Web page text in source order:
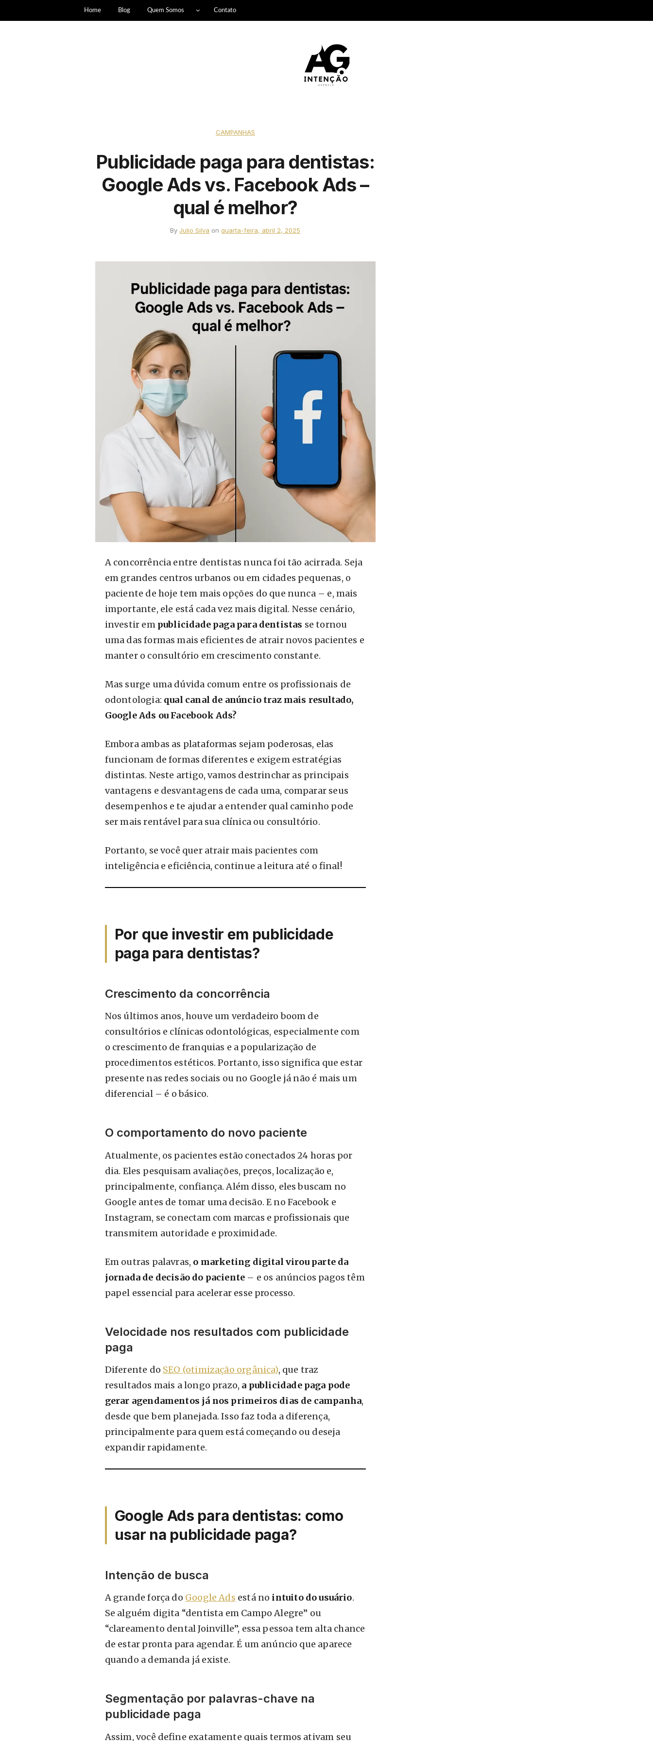
Home Blog Quem Somos Contato
CAMPANHAS
Publicidade paga para dentistas:
Google Ads vs. Facebook Ads –
qual é melhor?
By Julio Silva onquarta-feira, abril 2, 2025
A concorrência entre dentistas nunca foi tão acirrada. Seja
em grandes centros urbanos ou em cidades pequenas, o
paciente de hoje tem mais opções do que nunca – e, mais
importante, ele está cada vez mais digital. Nesse cenário,
investir em publicidade paga para dentistas se tornou
uma das formas mais eficientes de atrair novos pacientes e
manter o consultório em crescimento constante.
Mas surge uma dúvida comum entre os profissionais de
odontologia: qual canal de anúncio traz mais resultado,
Google Ads ou Facebook Ads?
Embora ambas as plataformas sejam poderosas, elas
funcionam de formas diferentes e exigem estratégias
distintas. Neste artigo, vamos destrinchar as principais
vantagens e desvantagens de cada uma, comparar seus
desempenhos e te ajudar a entender qual caminho pode
ser mais rentável para sua clínica ou consultório.
Portanto, se você quer atrair mais pacientes com
inteligência e eficiência, continue a leitura até o final!
Por que investir em publicidade
paga para dentistas?
Crescimento da concorrência
Nos últimos anos, houve um verdadeiro boom de
consultórios e clínicas odontológicas, especialmente com
o crescimento de franquias e a popularização de
procedimentos estéticos. Portanto, isso significa que estar
presente nas redes sociais ou no Google já não é mais um
diferencial – é o básico.
O comportamento do novo paciente
Atualmente, os pacientes estão conectados 24 horas por
dia. Eles pesquisam avaliações, preços, localização e,
principalmente, confiança. Além disso, eles buscam no
Google antes de tomar uma decisão. E no Facebook e
Instagram, se conectam com marcas e profissionais que
transmitem autoridade e proximidade.
Em outras palavras, o marketing digital virou parte da
jornada de decisão do paciente – e os anúncios pagos têm
papel essencial para acelerar esse processo.
Velocidade nos resultados com publicidade
paga
Diferente do SEO (otimização orgânica), que traz
resultados mais a longo prazo, a publicidade paga pode
gerar agendamentos já nos primeiros dias de campanha,
desde que bem planejada. Isso faz toda a diferença,
principalmente para quem está começando ou deseja
expandir rapidamente.
Google Ads para dentistas: como
usar na publicidade paga?
Intenção de busca
A grande força do Google Ads está no intuito do usuário.
Se alguém digita “dentista em Campo Alegre” ou
“clareamento dental Joinville”, essa pessoa tem alta chance
de estar pronta para agendar. É um anúncio que aparece
quando a demanda já existe.
Segmentação por palavras-chave na
publicidade paga
Assim, você define exatamente quais termos ativam seu